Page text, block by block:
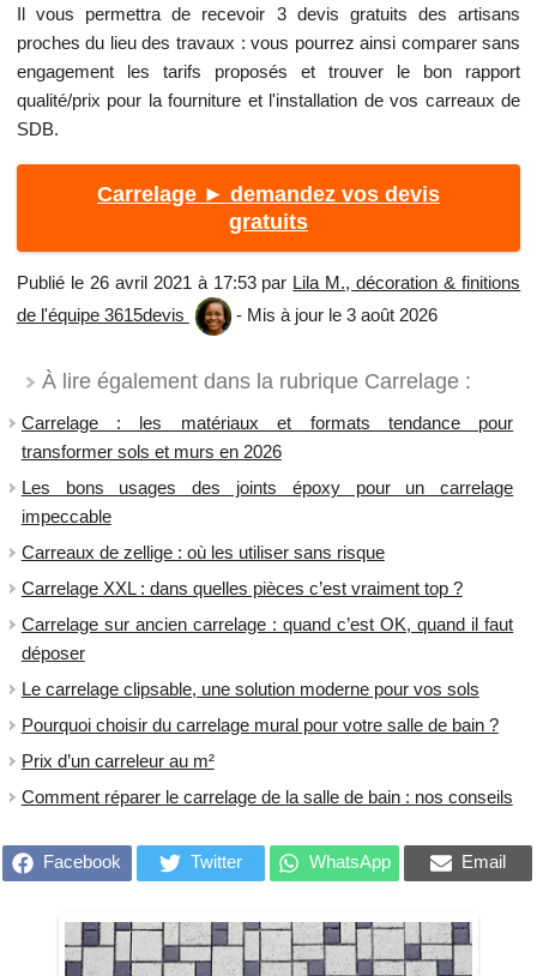
Il vous permettra de recevoir 3 devis gratuits des artisans
proches du lieu des travaux : vous pourrez ainsi comparer sans
engagement les tarifs proposés et trouver le bon rapport
qualité/prix pour la fourniture et l'installation de vos carreaux de
SDB.
Carrelage ► demandez vos devis
gratuits
Publié le 26 avril 2021 à 17:53 par Lila M., décoration & finitions
de l'équipe 3615devis
- Mis à jour le 3 août 2026
À lire également dans la rubrique Carrelage :
Carrelage : les matériaux et formats tendance pour
transformer sols et murs en 2026
Les bons usages des joints époxy pour un carrelage
impeccable
Carreaux de zellige : où les utiliser sans risque
Carrelage XXL : dans quelles pièces c’est vraiment top ?
Carrelage sur ancien carrelage : quand c’est OK, quand il faut
déposer
Le carrelage clipsable, une solution moderne pour vos sols
Pourquoi choisir du carrelage mural pour votre salle de bain ?
Prix d’un carreleur au m²
Comment réparer le carrelage de la salle de bain : nos conseils
Facebook Twitter WhatsApp Email